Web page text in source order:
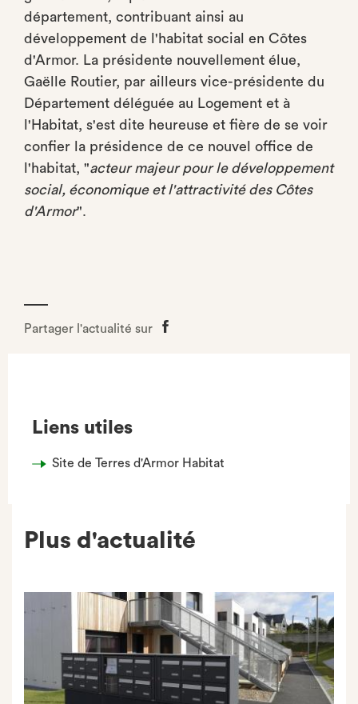
département, contribuant ainsi au
développement de l'habitat social en Côtes
d'Armor. La présidente nouvellement élue,
Gaëlle Routier, par ailleurs vice-présidente du
Département déléguée au Logement et à
l'Habitat, s'est dite heureuse et fière de se voir
confier la présidence de ce nouvel office de
l'habitat, "acteur majeur pour le développement
social, économique et l'attractivité des Côtes
d'Armor".
Partager l'actualité sur
Partager
Liens utiles
Site de Terres d'Armor Habitat
Plus d'actualité